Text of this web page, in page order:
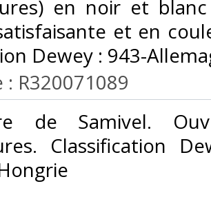
en noir et
et en
Dewey : 943-
: R320071089
de Samivel.
Classification